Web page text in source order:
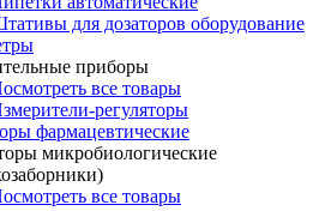
для дозаторов оборудование
приборы
все товары
регуляторы
фармацевтические
микробиологические
все товары